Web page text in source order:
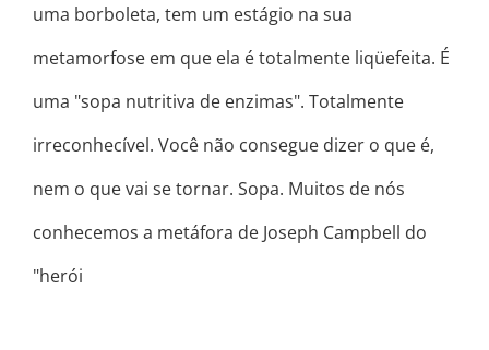
uma borboleta, tem um estágio na sua
metamorfose em que ela é totalmente liqüefeita. É
uma "sopa nutritiva de enzimas". Totalmente
irreconhecível. Você não consegue dizer o que é,
nem o que vai se tornar. Sopa. Muitos de nós
conhecemos a metáfora de Joseph Campbell do
"herói